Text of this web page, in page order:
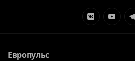
ЭлементЭлемент
Европульс